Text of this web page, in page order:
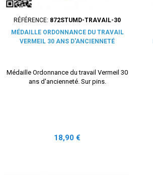
RÉFÉRENCE: 872STUMD-TRAVAIL-30
MÉDAILLE ORDONNANCE DU TRAVAIL
VERMEIL 30 ANS D'ANCIENNETÉ
Médaille Ordonnance du travail Vermeil 30
ans d'ancienneté. Sur pins.
Prix
18,90 €